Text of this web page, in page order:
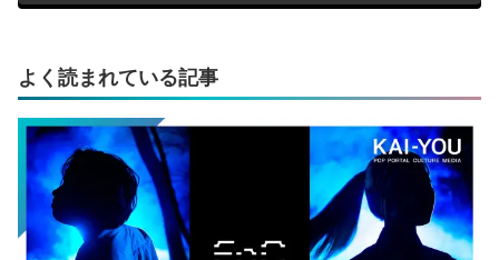
よく読まれている記事